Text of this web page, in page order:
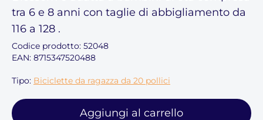
tra 6 e 8 anni con taglie di abbigliamento da
116 a 128 .
Codice prodotto: 52048
EAN: 8715347520488
Tipo: Biciclette da ragazza da 20 pollici
Aggiungi al carrello